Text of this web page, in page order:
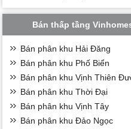
Bán thấp tầng
Bán phân khu Hải Đăng
Bán phân khu Phố Biển
Bán phân khu Vịnh Thiên
Bán phân khu Thời Đại
Bán phân khu Vịnh Tây
Bán phân khu Đảo Ngọc